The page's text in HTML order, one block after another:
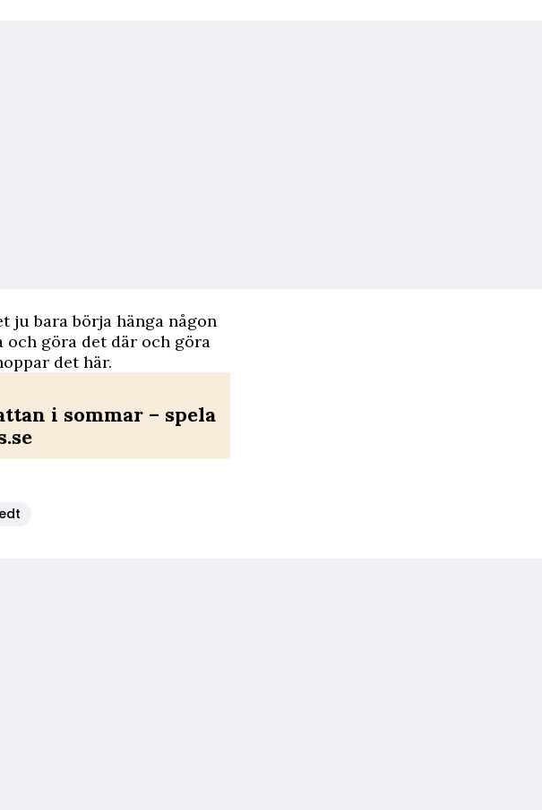
ju bara börja hänga någon
och göra det där och göra
det här.
i sommar – spela